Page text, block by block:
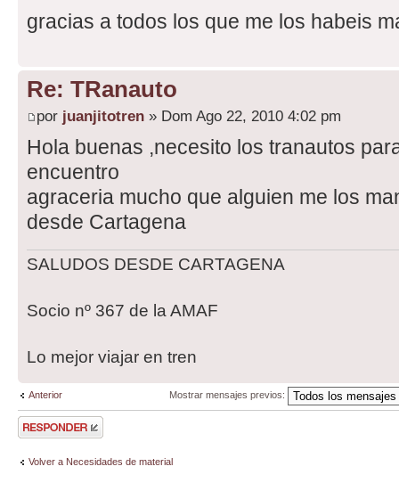
gracias a todos los que me los habeis
Re: TRanauto
por juanjitotren » Dom Ago 22, 2010 4:02 pm
Hola buenas ,necesito los tranautos
encuentro
agraceria mucho que alguien me los
desde Cartagena
SALUDOS DESDE CARTAGENA
Socio nº 367 de la AMAF
Lo mejor viajar en tren
Anterior Mostrar mensajes previos:
Publicar una
respuesta
Volver a Necesidades de material